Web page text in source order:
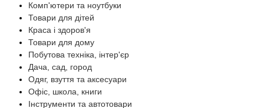
Комп'ютери та ноутбуки
Товари для дітей
Краса і здоров'я
Товари для дому
Побутова техніка, інтер'єр
Дача, сад, город
Одяг, взуття та аксесуари
Офіс, школа, книги
Інструменти та автотовари